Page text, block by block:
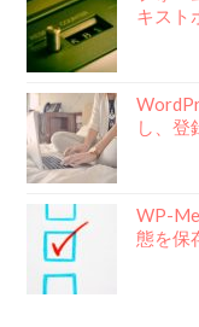
キスト
し、登
WP-
態を保